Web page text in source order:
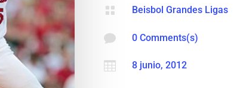
 Beisbol Grandes Ligas
 0 Comments(s)
 8 junio, 2012